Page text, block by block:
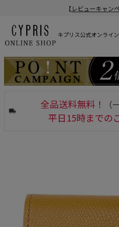
【 レビューキャン
キプリス公式オンライ
全品送料無料！
平日15時までの